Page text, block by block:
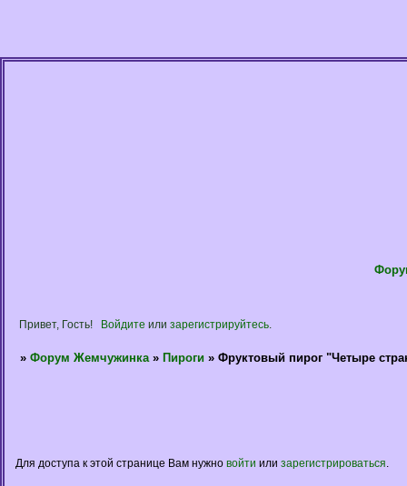
Привет, Гость! Войдите или зарегистрируйтесь.
» Форум Жемчужинка » Пироги » Фруктовый пирог "Четыре
Для доступа к этой странице Вам нужно войти или зарегистрироваться